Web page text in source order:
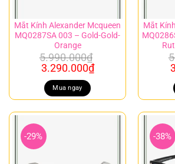
Mắt Kính Alexander Mcqueen
MQ0287SA 003 – Gold-Gold-
Orange
5.990.000₫
Giá
gốc
là:
5.990.000₫.
3.290.000₫Giá
là:
3.290.000₫.
Mua ngay
Mắt
là:
-29% -38%